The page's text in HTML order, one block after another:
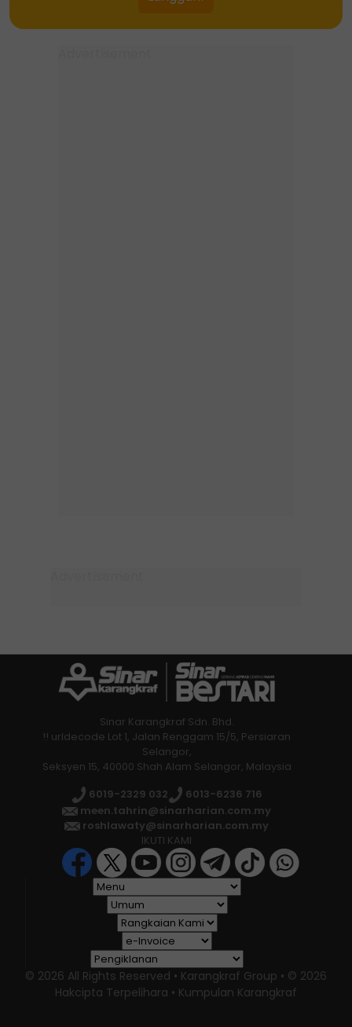
Sinar Karangkraf Sdn. Bhd.
!! urldecode Lot 1, Jalan Renggam 15/5, Persiaran
Selangor,
Seksyen 15, 40000 Shah Alam Selangor, Malaysia
6019-2329 032
6013-6236 716
meen.tahrin@sinarharian.com.my
roshlawaty@sinarharian.com.my
IKUTI KAMI
© 2026 All Rights Reserved • Karangkraf Group • © 2026
Hakcipta Terpelihara • Kumpulan Karangkraf